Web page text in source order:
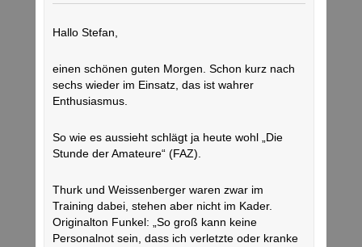
Hallo Stefan,
einen schönen guten Morgen. Schon kurz nach
sechs wieder im Einsatz, das ist wahrer
Enthusiasmus.
So wie es aussieht schlägt ja heute wohl „Die
Stunde der Amateure“ (FAZ).
Thurk und Weissenberger waren zwar im
Training dabei, stehen aber nicht im Kader.
Originalton Funkel: „So groß kann keine
Personalnot sein, dass ich verletzte oder kranke